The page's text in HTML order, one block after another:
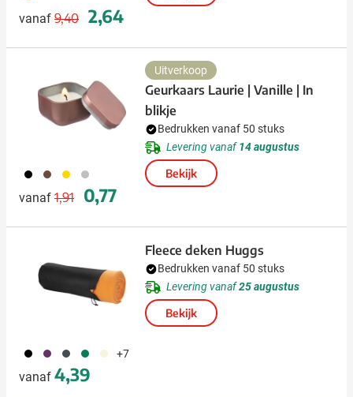
vanaf
Normale prijs
9,40
Speciale prijs
2,64
001 871 031 032
vanaf
Normale prijs
1,91
Speciale prijs
0,77
Uitverkoop
Geurkaars Laurie | Vanille | In
blikje
Bedrukken vanaf 50 stuks
Levering vanaf14 augustus
Bekijk
001 024 387 004 357 +7
vanaf 4,39
Fleece deken Huggs
Bedrukken vanaf 50 stuks
Levering vanaf25 augustus
Bekijk